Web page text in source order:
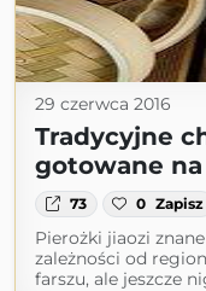
29 czerwca 2016
Tradycyjne
gotowane
73 0 Zapisz
Pierożki jiaozi
zależności od
farszu, ale jeszcze